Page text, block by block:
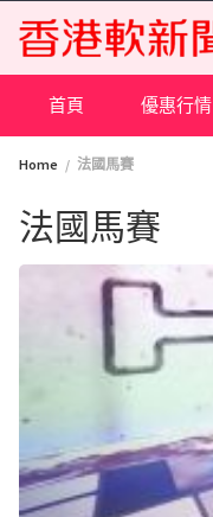
content
首頁 優惠行情
Home 法國馬賽
法國馬賽